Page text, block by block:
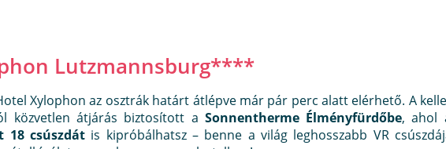
Lutzmannsburg****
Xylophon az osztrák határt átlépve már pár perc alatt elérhető. A
közvetlen átjárás biztosított a Sonnentherme Élményfürdőbe,
18 csúszdát is kipróbálhatsz – benne a világ leghosszabb VR